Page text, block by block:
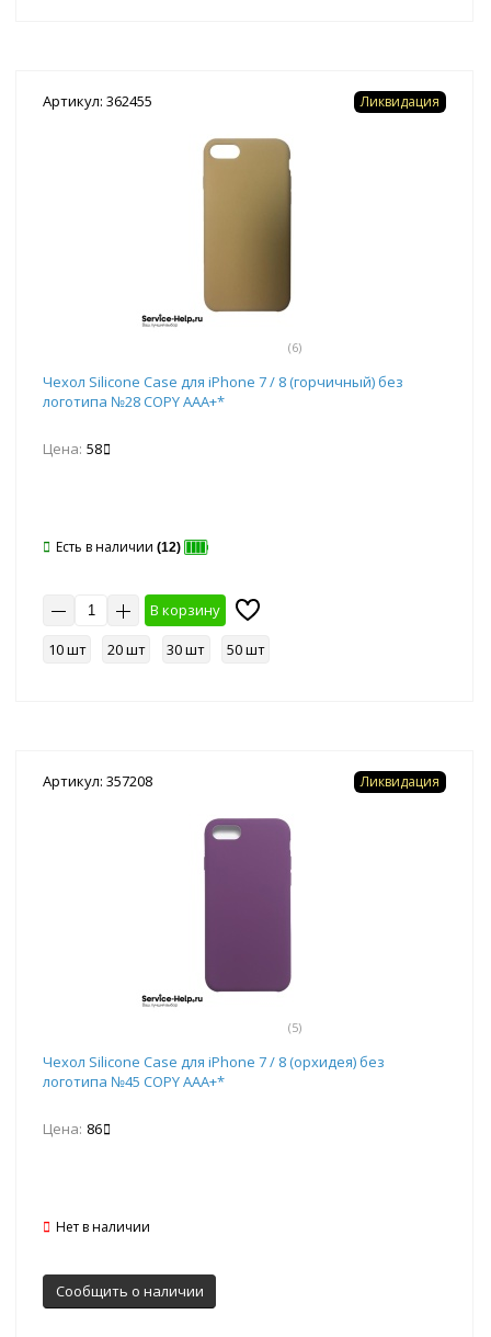
Артикул: 362455
(6)
Ликвидация
Чехол Silicone Case для iPhone 7 / 8 (горчичный) без
логотипа №28 COPY AAA+*
Цена: 58
Есть в наличии (12)
В корзину
10 шт
20 шт 30 шт 50 шт
Артикул: 357208
(5)
Ликвидация
Чехол Silicone Case для iPhone 7 / 8 (орхидея) без
логотипа №45 COPY AAA+*
Цена: 86
Нет в наличии
Сообщить о наличии